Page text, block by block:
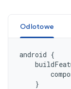
Odlotowe
android {
}